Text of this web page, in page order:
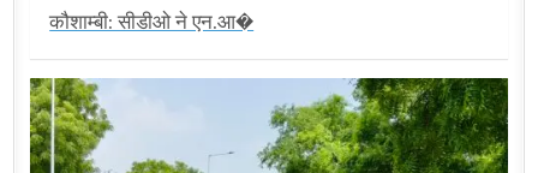
कौशाम्बी: सीडीओ ने एन.आ�